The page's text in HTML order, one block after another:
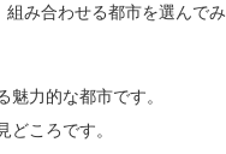
み合わせる都市を選んでみ
力的な都市です。
ころです。